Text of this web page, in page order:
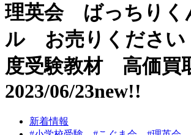
理英会 ばっちりく
ル お売りください
度受験教材 高価買
2023/06/23new!!
新着情報